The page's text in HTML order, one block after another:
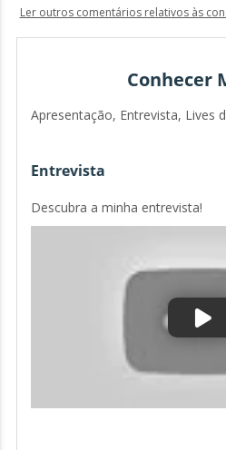
Ler outros comentários relativos às
Conhecer
Apresentação, Entrevista, Lives
Entrevista
Descubra a minha entrevista!